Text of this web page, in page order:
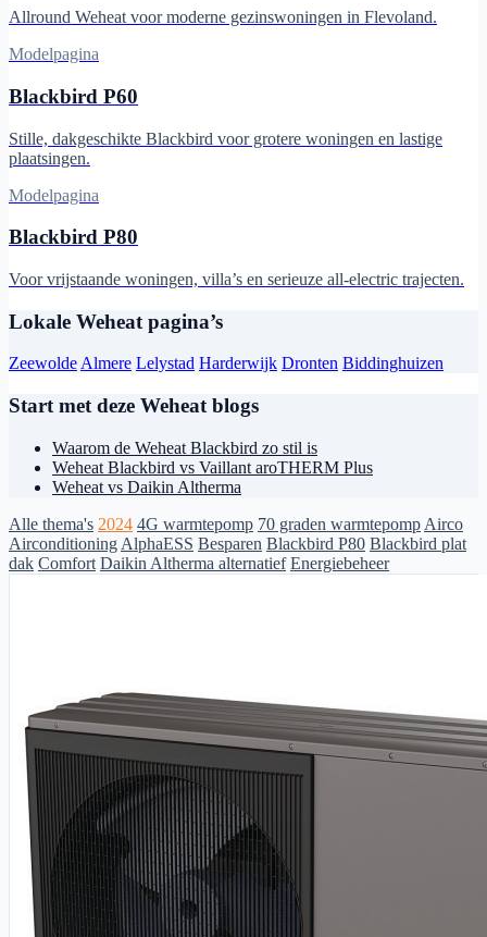
Allround Weheat voor moderne gezinswoningen in Flevoland.
Modelpagina
Blackbird P60
Stille, dakgeschikte Blackbird voor grotere woningen en lastige
plaatsingen.
Modelpagina
Blackbird P80
Voor vrijstaande woningen, villa’s en serieuze all-electric trajecten.
Lokale Weheat pagina’s
ZeewoldeAlmere Lelystad Harderwijk Dronten Biddinghuizen
Start met deze Weheat blogs
Waarom de Weheat Blackbird zo stil is
Weheat Blackbird vs Vaillant aroTHERM Plus
Weheat vs Daikin Altherma
Alle thema's 2024 4G warmtepomp 70 graden warmtepomp Airco
Airconditioning AlphaESS Besparen Blackbird P80 Blackbird plat
dak Comfort Daikin Altherma alternatief Energiebeheer